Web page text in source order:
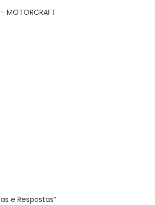
– MOTORCRAFT
e Respostas”